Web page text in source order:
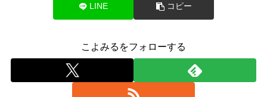
LINE コピー
こよみるをフォローする